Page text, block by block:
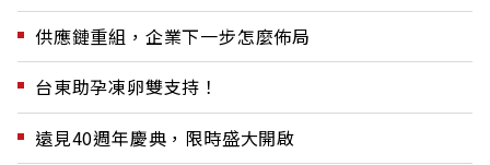
供應鏈重組，企業下一步怎麼佈局
台東助孕凍卵雙支持！
遠見40週年慶典，限時盛大開啟